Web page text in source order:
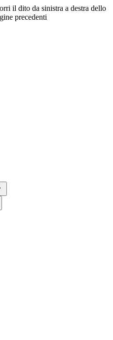
il dito da sinistra a destra dello
precedenti